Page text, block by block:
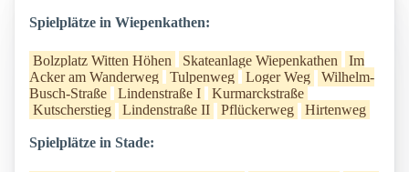
Spielplätze in Wiepenkathen:
Bolzplatz Witten Höhen Skateanlage Wiepenkathen
Im
Acker am Wanderweg
Tulpenweg Loger Weg
Wilhelm-
Busch-Straße
Lindenstraße I
Kurmarckstraße
Kutscherstieg
Lindenstraße II Pflückerweg Hirtenweg
Spielplätze in Stade: